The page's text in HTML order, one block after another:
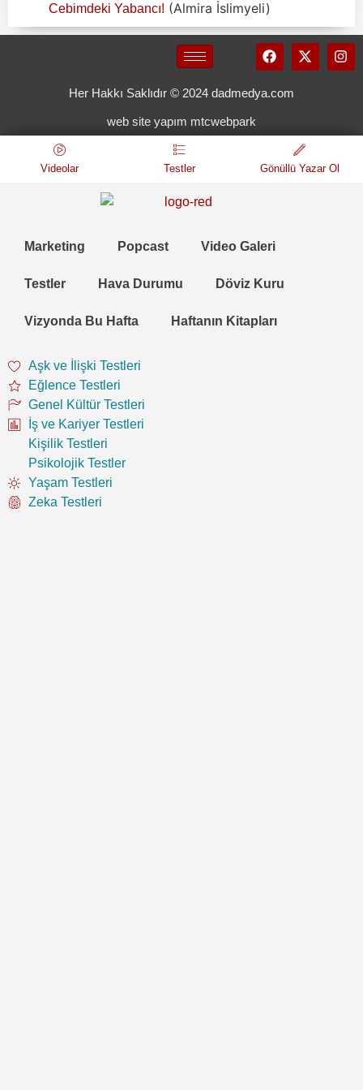
Cebimdeki Yabancı! (Almira İslimyeli)
Her Hakkı Saklıdır © 2024 dadmedya.com
web site yapım mtcwebpark
Videolar Testler Gönüllü Yazar Ol
Marketing Popcast Video Galeri
Testler Hava Durumu Döviz Kuru
Vizyonda Bu Hafta Haftanın Kitapları
Aşk ve İlişki Testleri
Eğlence Testleri
Genel Kültür Testleri
İş ve Kariyer Testleri
Kişilik Testleri
Psikolojik Testler
Yaşam Testleri
Zeka Testleri